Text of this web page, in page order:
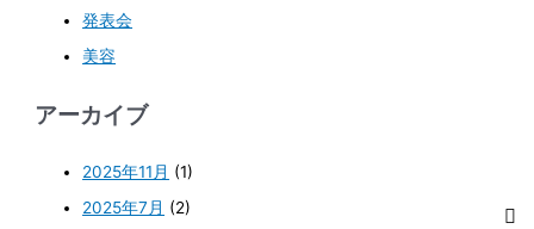
発表会
美容
アーカイブ
2025年11月 (1)
2025年7月 (2)